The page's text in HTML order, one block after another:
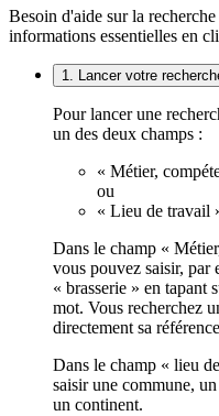
Besoin d'aide sur la
informations essentielles en
1. Lancer votre
Pour lancer une
un des deux champs :
« Métier,
ou
« Lieu de travail
Dans le champ «
vous pouvez saisir, par
« brasserie » en tapant
mot. Vous recherchez
directement sa
Dans le champ « lieu
saisir une commune,
un continent.